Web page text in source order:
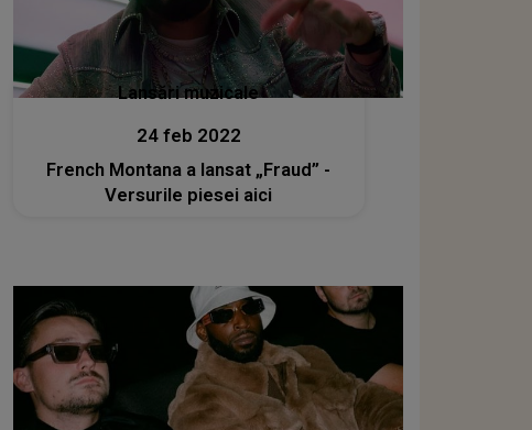
Lansări muzicale
24 feb 2022
French Montana a lansat „Fraud” -
Versurile piesei aici